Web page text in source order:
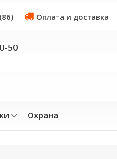
Оплата и доставка
50
Охрана